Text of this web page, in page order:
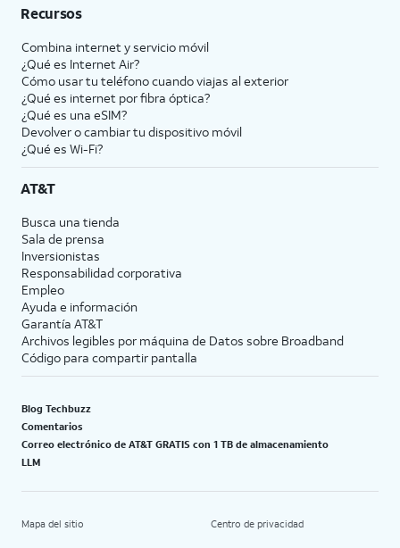
Recursos
Combina internet y servicio móvil
¿Qué es Internet Air?
Cómo usar tu teléfono cuando viajas al exterior
¿Qué es internet por fibra óptica?
¿Qué es una eSIM?
Devolver o cambiar tu dispositivo móvil
¿Qué es Wi-Fi?
AT&T
Busca una tienda
Sala de prensa
Inversionistas
Responsabilidad corporativa
Empleo
Ayuda e información
Garantía AT&T
Archivos legibles por máquina de Datos sobre Broadband
Código para compartir pantalla
Blog Techbuzz
Comentarios
Correo electrónico de AT&T GRATIS con 1 TB de almacenamiento
LLM
Mapa del sitio Centro de privacidad